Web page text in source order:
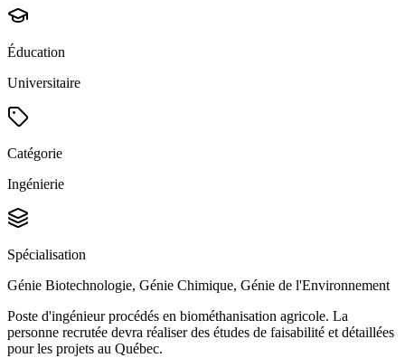
Éducation
Universitaire
Catégorie
Ingénierie
Spécialisation
Génie Biotechnologie, Génie Chimique, Génie de l'Environnement
Poste d'ingénieur procédés en biométhanisation agricole. La
personne recrutée devra réaliser des études de faisabilité et détaillées
pour les projets au Québec.